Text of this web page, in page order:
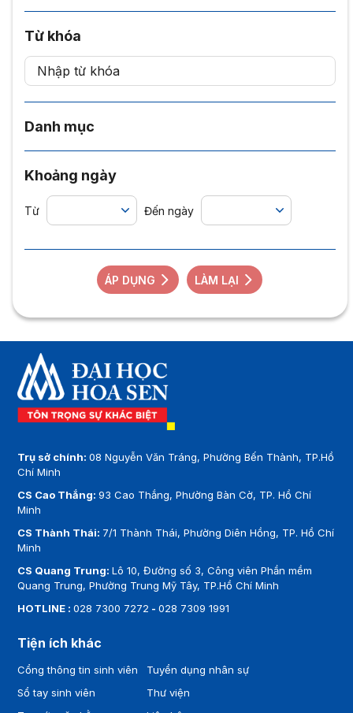
Từ khóa
Danh mục
Khoảng ngày
Từ Đến ngày
ÁP DỤNG LÀM LẠI
Trụ sở chính:08 Nguyễn Văn Tráng, Phường Bến Thành, TP.Hồ
Chí Minh
CS Cao Thắng:93 Cao Thắng, Phường Bàn Cờ, TP. Hồ Chí
Minh
CS Thành Thái: 7/1 Thành Thái, Phường Diên Hồng, TP. Hồ Chí
Minh
CS Quang Trung:Lô 10, Đường số 3, Công viên Phần mềm
Quang Trung, Phường Trung Mỹ Tây, TP.Hồ Chí Minh
HOTLINE :028 7300 7272 -028 7309 1991
Tiện ích khác
Cổng thông tin sinh viên
Sổ tay sinh viên
Tuyển dụng nhân sự
Thư viện